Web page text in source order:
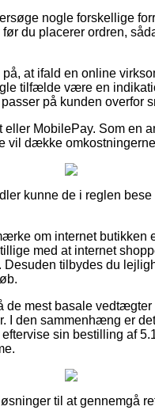
nogle forskellige
du placerer ordren,
at ifald en online
tilfælde være en
på kunden overfor
MobilePay. Som en
dække
kunne de i reglen
om internet butikken
med at internet
tilbydes du
de mest basale
I den sammenhæng er
sin bestilling af
til at gennemgå